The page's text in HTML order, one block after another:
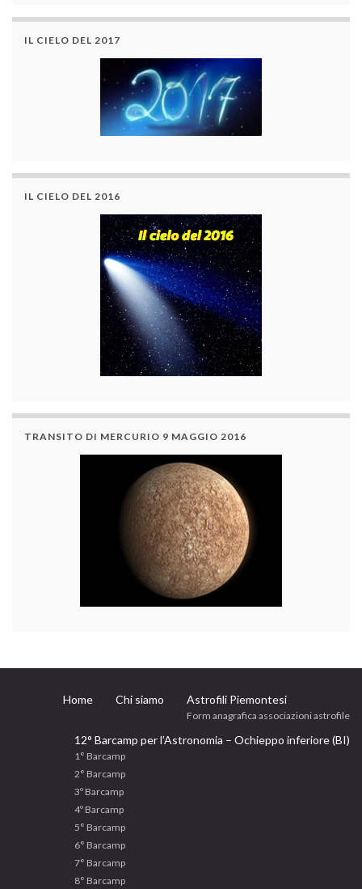
IL CIELO DEL 2017
IL CIELO DEL 2016
TRANSITO DI MERCURIO 9 MAGGIO 2016
Home Chi siamo Astrofili Piemontesi
Form anagrafica associazioni astrofile
12° Barcamp per l’Astronomia – Ochieppo inferiore (BI)
1° Barcamp
2° Barcamp
3º Barcamp
4º Barcamp
5° Barcamp
6° Barcamp
7° Barcamp
8° Barcamp